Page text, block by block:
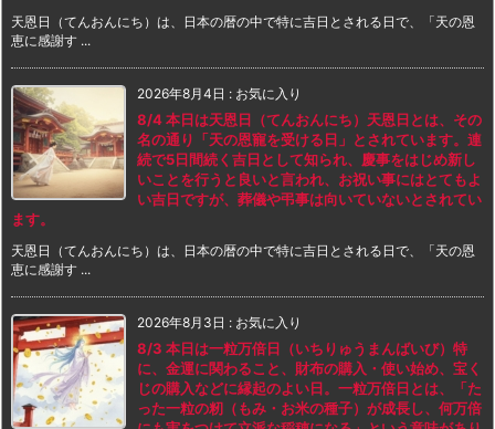
天恩日（てんおんにち）は、日本の暦の中で特に吉日とされる日で、「天の恩
恵に感謝す ...
2026年8月4日 : お気に入り
8/4 本日は天恩日（てんおんにち）天恩日とは、その
名の通り「天の恩寵を受ける日」とされています。連
続で5日間続く吉日として知られ、慶事をはじめ新し
いことを行うと良いと言われ、お祝い事にはとてもよ
い吉日ですが、葬儀や弔事は向いていないとされてい
ます。
天恩日（てんおんにち）は、日本の暦の中で特に吉日とされる日で、「天の恩
恵に感謝す ...
2026年8月3日 : お気に入り
8/3 本日は一粒万倍日（いちりゅうまんばいび）特
に、金運に関わること、財布の購入・使い始め、宝く
じの購入などに縁起のよい日。一粒万倍日とは、「た
った一粒の籾（もみ・お米の種子）が成長し、何万倍